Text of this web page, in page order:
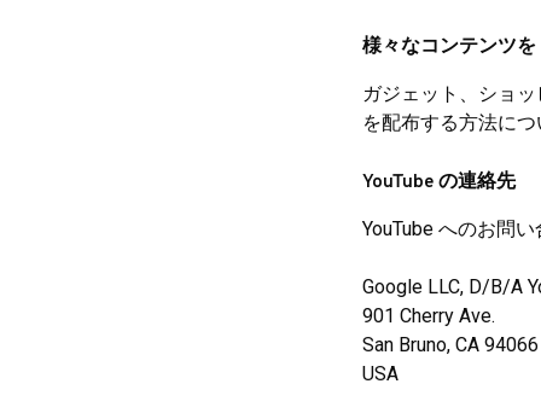
様々なコンテンツを
ガジェット、ショ
を配布する方法に
YouTube の連絡先
YouTube へのお問
Google LLC, D/B/A
901 Cherry Ave.
San Bruno, CA 94066
USA